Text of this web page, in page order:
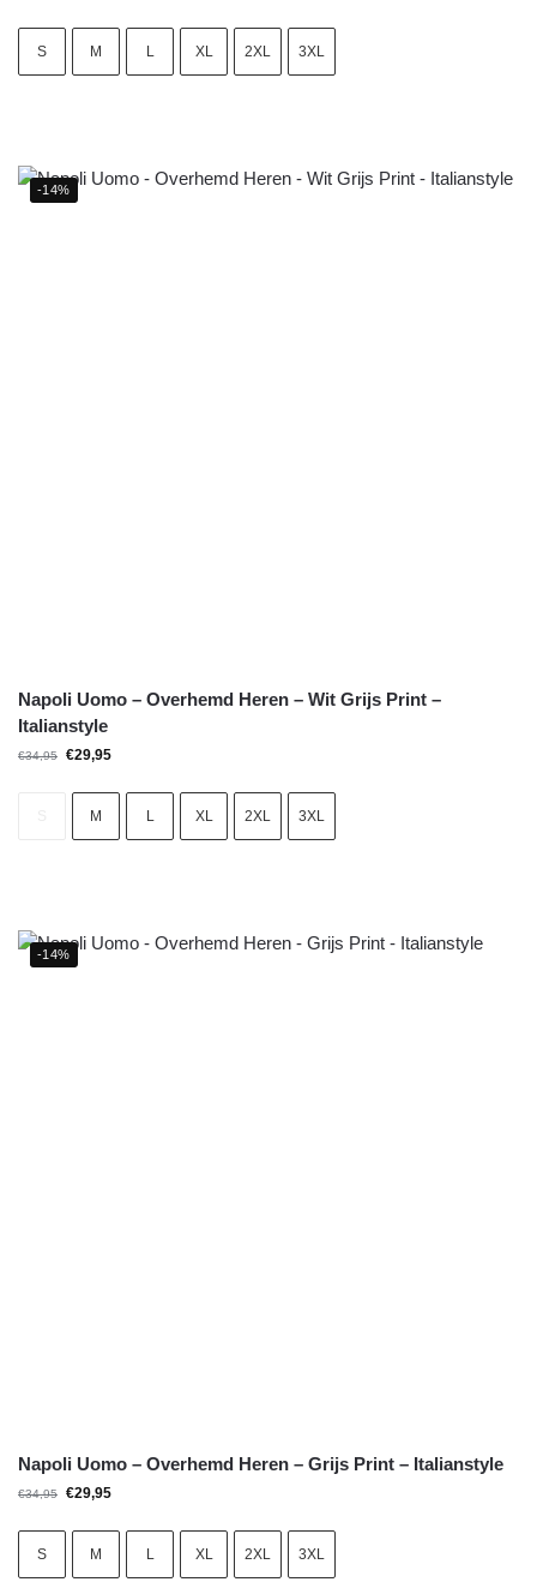
S M L XL 2XL 3XL
-14%
Napoli Uomo – Overhemd Heren – Wit Grijs Print –
Italianstyle
€34,95 €29,95
M L XL 2XL 3XL
-14%
Napoli Uomo – Overhemd Heren – Grijs Print – Italianstyle
€34,95 €29,95
S M L XL 2XL 3XL